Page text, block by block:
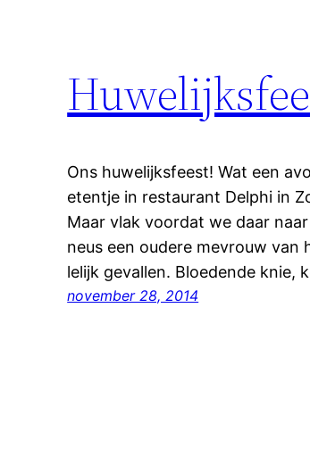
Ons huwelijksfeest! Wat een
etentje in restaurant Delphi in
Maar vlak voordat we daar
neus een oudere mevrouw van
lelijk gevallen. Bloedende knie,
november 28, 2014